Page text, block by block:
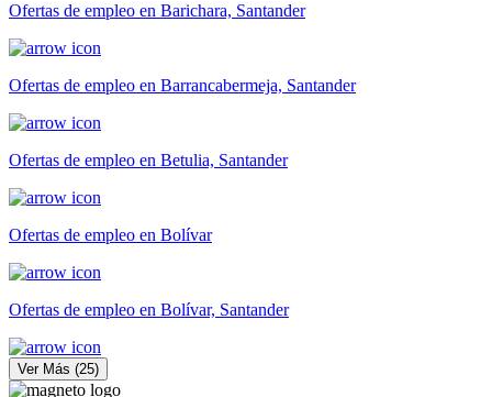
Ofertas de empleo en Barichara, Santander
Ofertas de empleo en Barrancabermeja, Santander
Ofertas de empleo en Betulia, Santander
Ofertas de empleo en Bolívar
Ofertas de empleo en Bolívar, Santander
Ver Más (25)